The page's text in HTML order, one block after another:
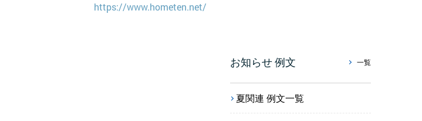
https://www.hometen.net/
お知らせ 例文 一覧
夏関連 例文一覧